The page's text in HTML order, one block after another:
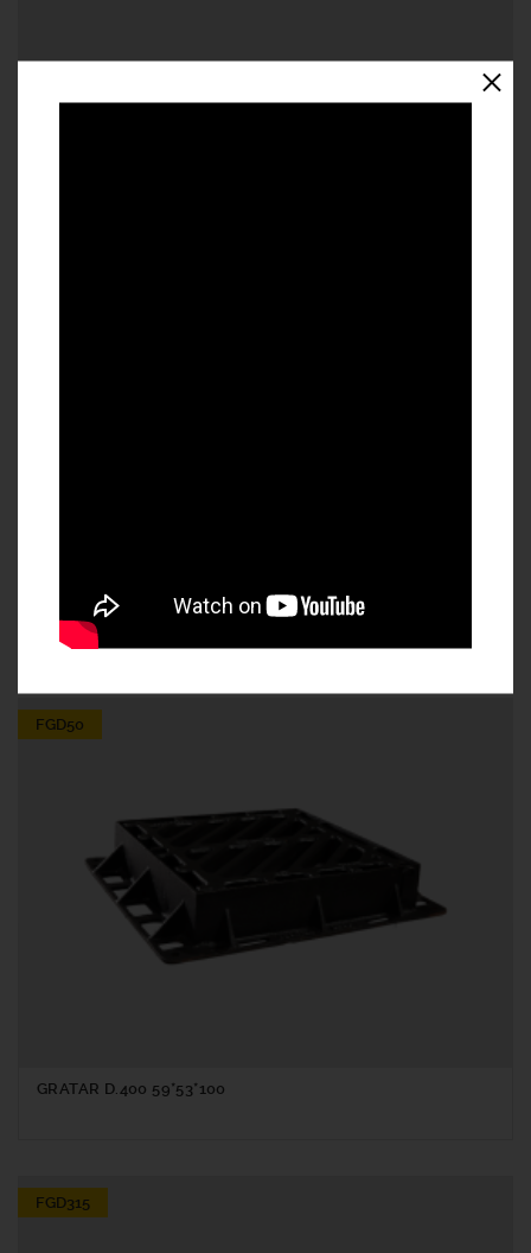
GRATAR D.400 58*51*100
FGD50
GRATAR D.400 59*53*100
FGD315